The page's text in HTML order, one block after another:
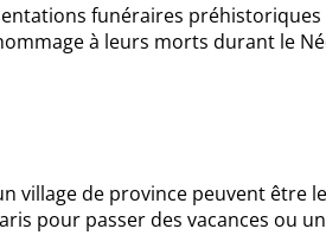
funéraires
à leurs morts durant le
village de province peuvent être
pour passer des vacances ou